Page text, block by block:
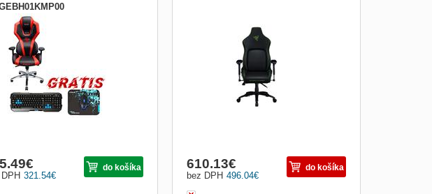
podsvietené herné kreslo
+ ZDARMA herná sada Polygon 3
Hern0 kreslo Auroza plne vyhovuje
požiadavkám na ergonómiu.
jednodielne operadlo a vysoko
penovú výplň tak, aby kreslo bolo
oporou pre ka...
321.54€
€ do košíka
jakmile vstoupíte do své komfortní zóny s
Razer Iskur - ergonomickou herní židlí
navrženou pro perfektní držení těla. Razer
Iskur poskytuje celkovou podporu dolní
části zad, a to díky vestavěné, plně
nastavitelné...
496.04€
bez DPH
610.13€ do košíka